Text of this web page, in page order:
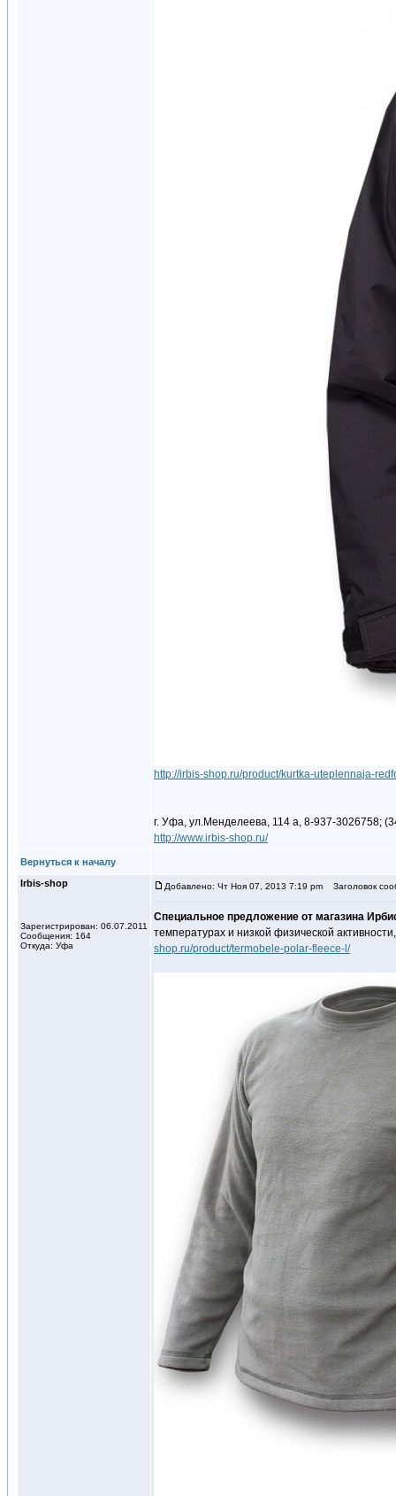
http://irbis-shop.ru/product/kurtka-uteplennaja-
г. Уфа, ул.Менделеева, 114 а, 8-937-3026758;
http://www.irbis-shop.ru/
Вернуться к началу
Irbis-shop
Зарегистрирован: 06.07.2011
Сообщения: 164
Откуда: Уфа
Добавлено: Чт Ноя 07, 2013 7:19 pm Заголовок
Специальное предложение от магазина
температурах и низкой физической
shop.ru/product/termobele-polar-fleece-l/